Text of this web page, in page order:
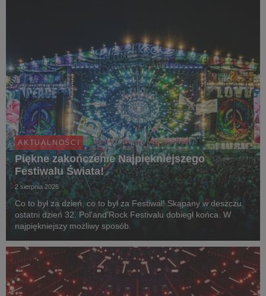
AKTUALNOŚCI
Piękne zakończenie Najpiękniejszego
Festiwalu Świata!
2 sierpnia 2026
Co to był za dzień, co to był za Festiwal! Skąpany w deszczu,
ostatni dzień 32. Pol'and'Rock Festivalu dobiegł końca. W
najpiękniejszy możliwy sposób.